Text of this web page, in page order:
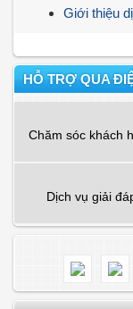
Giới thiệu
HỖ TRỢ QUA
Chăm sóc khách
Dịch vụ giải